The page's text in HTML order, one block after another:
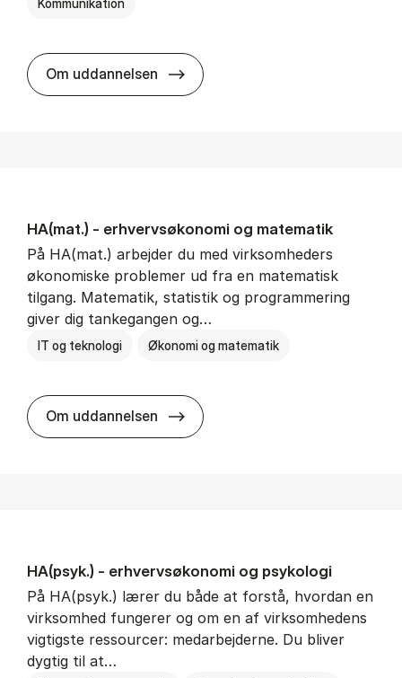
Om uddannelsen HA(kom.) - erhvervs­økonomi
HA(mat.) - erhvervs­økonomi og ma­te­ma­tik
På HA(mat.) arbejder du med virksomheders
økonomiske problemer ud fra en matematisk
tilgang. Matematik, statistik og programmering
giver dig tankegangen og…
IT og teknologi Økonomi og matematik
Om uddannelsen HA(mat.) - erhvervs­økonomi og
HA(psyk.) - erhvervs­økonomi og psy­ko­lo­gi
På HA(psyk.) lærer du både at forstå, hvordan en
virksomhed fungerer og om en af virksomhedens
vigtigste ressourcer: medarbejderne. Du bliver
dygtig til at…